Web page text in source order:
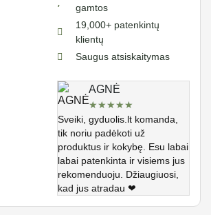
gamtos
19,000+ patenkintų
klientų
Saugus atsiskaitymas
AGNĖ
★★★★★
Sveiki, gyduolis.lt komanda,
tik noriu padėkoti už
produktus ir kokybę. Esu labai
labai patenkinta ir visiems jus
rekomenduoju. Džiaugiuosi,
kad jus atradau ❤